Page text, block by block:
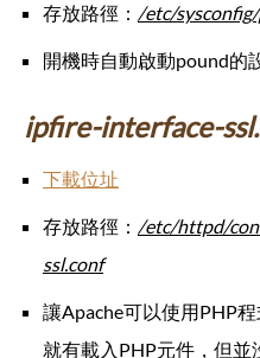
存放路徑： /etc/
開機時自動啟動pound的
ipfire-interface-
下載位址
存放路徑： /etc/httpd/
ssl.conf
讓Apache可以使用PHP
就有載入PHP元件，但